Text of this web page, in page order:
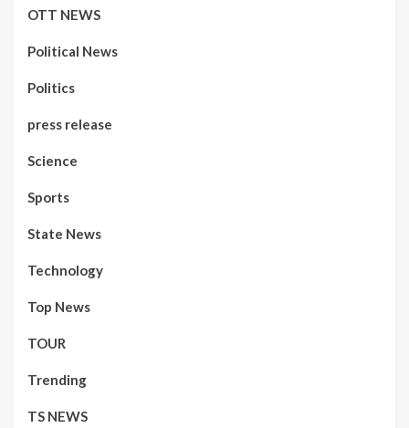
OTT NEWS
Political News
Politics
press release
Science
Sports
State News
Technology
Top News
TOUR
Trending
TS NEWS